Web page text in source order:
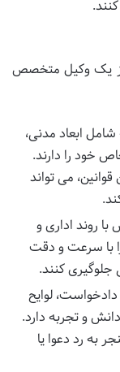
از یک وکیل متخصص
ابعاد مدنی،
خود را دارند.
می تواند
روند اداری و
با سرعت و دقت
جلوگیری کنند.
لوایح
و تجربه دارد.
به رد دعوا یا